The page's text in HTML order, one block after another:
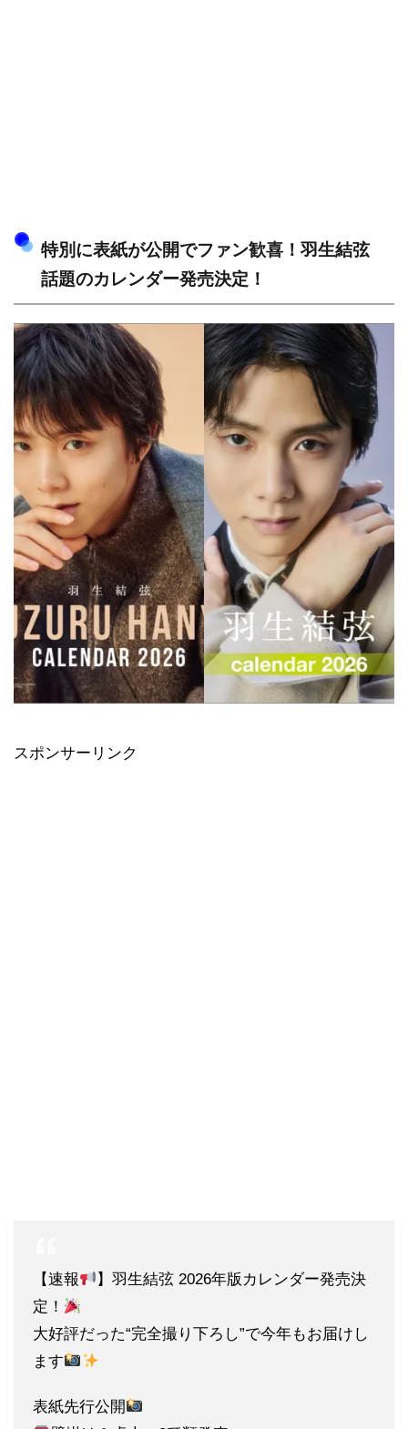
特別に表紙が公開でファン歓喜！羽生結弦
話題のカレンダー発売決定！
スポンサーリンク
【速報
】羽生結弦 2026年版カレンダー発売決
定！
大好評だった“完全撮り下ろし”で今年もお届けし
ます
表紙先行公開